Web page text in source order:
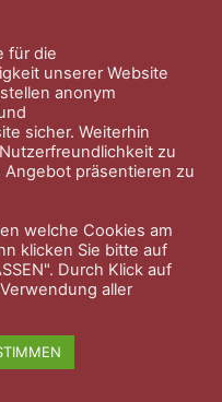
über 30 Jahren.
Über uns
für die
unserer Website
anonym
sicher. Weiterhin
zu
präsentieren zu
welche Cookies am
klicken Sie bitte auf
Durch Klick auf
aller